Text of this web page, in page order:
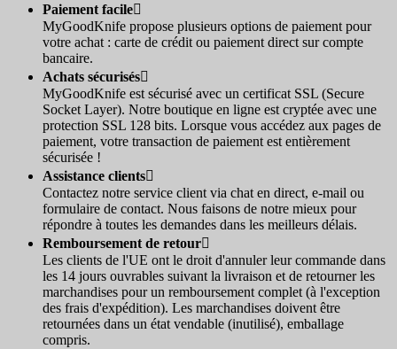
Paiement facile
MyGoodKnife propose plusieurs options de paiement pour
votre achat : carte de crédit ou paiement direct sur compte
bancaire.
Achats sécurisés
MyGoodKnife est sécurisé avec un certificat SSL (Secure
Socket Layer). Notre boutique en ligne est cryptée avec une
protection SSL 128 bits. Lorsque vous accédez aux pages de
paiement, votre transaction de paiement est entièrement
sécurisée !
Assistance clients
Contactez notre service client via chat en direct, e-mail ou
formulaire de contact. Nous faisons de notre mieux pour
répondre à toutes les demandes dans les meilleurs délais.
Remboursement de retour
Les clients de l'UE ont le droit d'annuler leur commande dans
les 14 jours ouvrables suivant la livraison et de retourner les
marchandises pour un remboursement complet (à l'exception
des frais d'expédition). Les marchandises doivent être
retournées dans un état vendable (inutilisé), emballage
compris.